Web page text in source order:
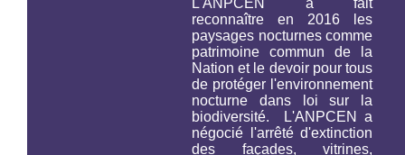
L'ANPCEN a fait
reconnaître en 2016 les
paysages nocturnes comme
patrimoine commun de la
Nation et le devoir pour tous
de protéger l'environnement
nocturne dans loi sur la
biodiversité.
L'ANPCEN a
négocié l'arrêté d'extinction
des façades, vitrines,